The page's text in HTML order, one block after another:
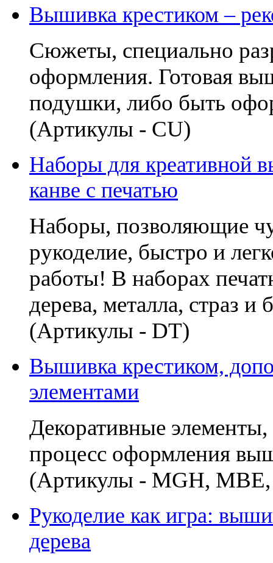
Вышивка крестиком –
Сюжеты, специально
оформления. Готовая
подушки, либо быть
(Артикулы - CU)
Наборы для креативной
канве с печатью
Наборы, позволяющие
рукоделие, быстро и
работы! В наборах
дерева, металла, страз и
(Артикулы - DT)
Вышивка крестиком,
элементами
Декоративные
процесс оформления
(Артикулы - MGH,
Рукоделие как игра:
дерева